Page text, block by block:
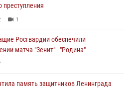
преступления
1
Росгвардии обеспечили
матча "Зенит" - "Родина"
память защитников Ленинграда